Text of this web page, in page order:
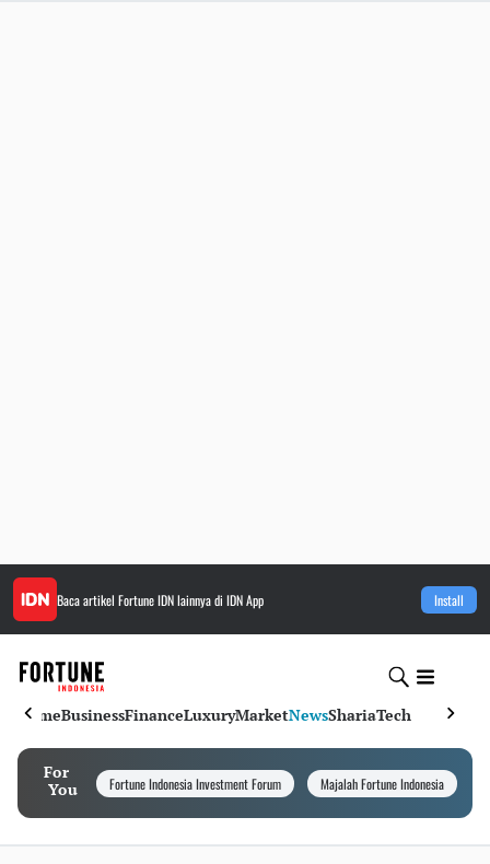
Baca artikel Fortune IDNlainnya di IDN App Install
HomeBusinessFinanceLuxuryMarketNewsShariaTech
For
You
Fortune Indonesia Investment Forum Majalah Fortune Indonesia